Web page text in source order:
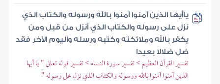
ياأيها الذين آمنوا آمنوا بالله ورسوله والكتاب الذي
نزل على رسوله والكتاب الذي أنزل من قبل ومن
يكفر بالله وملائكته وكتبه ورسله واليوم الآخر فقد
ضل ضلالا بعيدا
تفسير القرآن العظيم > تفسير سورة النساء > تفسير قوله تعالى " يا أيها
الذين آمنوا آمنوا بالله ورسوله والكتاب الذي نزل على رسوله "